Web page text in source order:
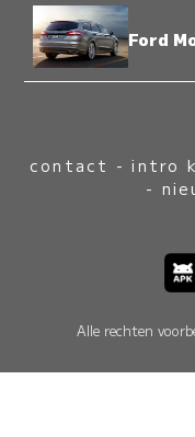
Ford
contact -intro
-
Alle rechten